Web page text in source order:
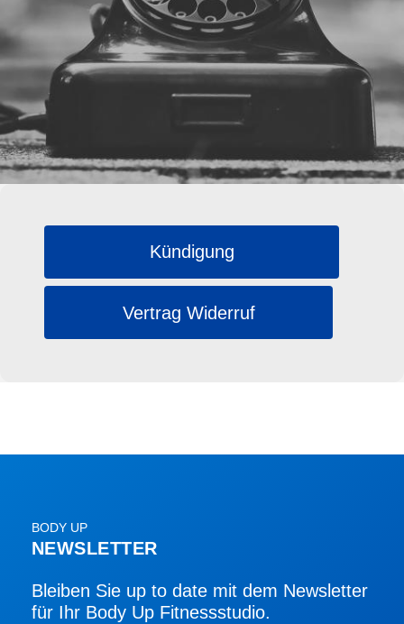
Kündigung
Vertrag Widerruf
BODY UP
NEWSLETTER
Bleiben Sie up to date mit dem Newsletter
für Ihr Body Up Fitnessstudio.